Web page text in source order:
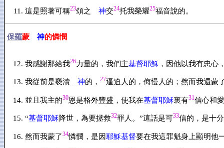
這是照著可稱23頌之 神交24托我榮耀25福音說的。
保羅蒙 神的憐憫
我感謝那給我26力量的，我們主基督耶穌 ，因他以我有忠心
我從前是褻瀆 神的， 27逼迫 人 的，侮慢 人 的；然而我還蒙
並且我主的30恩是格外豐盛，使我在基督耶穌裏有31信心和
“基督耶穌降世，為要拯救32罪人。”這話是可33信的，是十
然而我蒙了34憐憫，是因耶穌基督要在我這罪魁身上顯明他